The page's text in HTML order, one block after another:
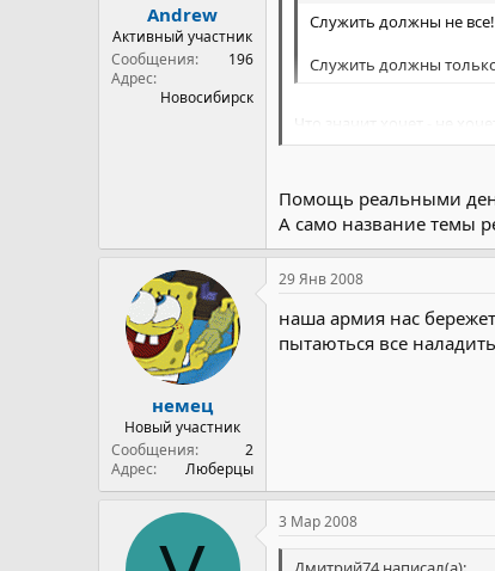
Andrew
Активный участник
Сообщения
196
Адрес
Новосибирск
Служить должны не
Служить должны
Что значит хочет - не
каким либо другим
Помощь реальными
А само название темы
немец
Новый участник
Сообщения
2
Адрес
Люберцы
29 Янв 2008
наша армия нас
пытаються все
3 Мар 2008